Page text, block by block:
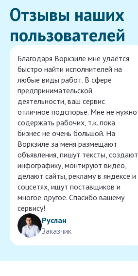
Отзывы наших
пользователей
Благодаря Воркзиле мне удаётся
быстро найти исполнителей на
любые виды работ. В сфере
предпринимательской
деятельности, ваш сервис
отличное подспорье. Мне не нужно
содержать рабочих, т.к. пока
бизнес не очень большой. На
Воркзиле за меня размещают
объявления, пишут тексты, создают
инфографику, монтируют видео,
делают сайты, рекламу в яндексе и
соцсетях, ищут поставщиков и
многое другое. Спасибо вашему
сервису!
Руслан
Заказчик